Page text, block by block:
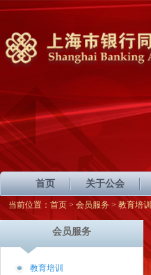
首页 关于公会
当前位置： 首页 > 会员服务 > 教育培训
会员服务
教育培训